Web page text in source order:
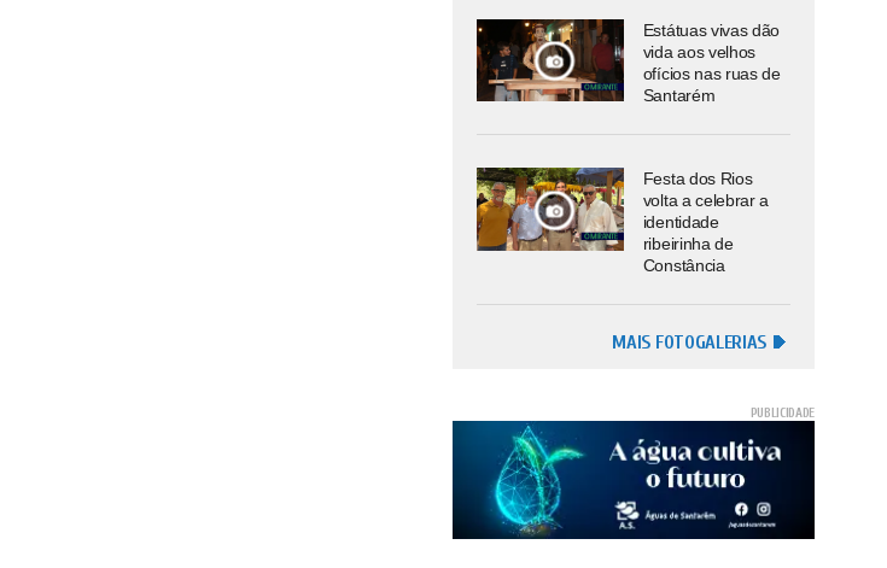
Estátuas vivas dão
vida aos velhos
ofícios nas ruas de
Santarém
Festa dos Rios
volta a celebrar a
identidade
ribeirinha de
Constância
MAIS FOTOGALERIAS